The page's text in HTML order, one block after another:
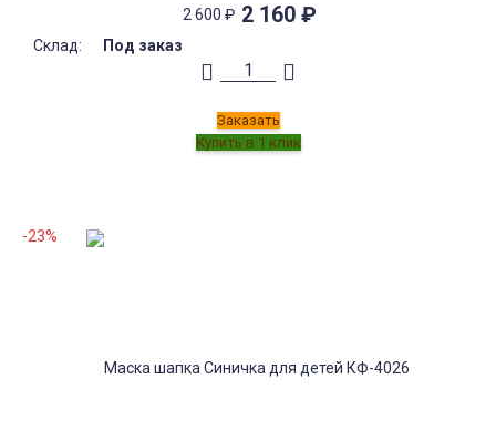
2 600 ₽ 2 160 ₽
Склад: Под заказ
Заказать
-23%